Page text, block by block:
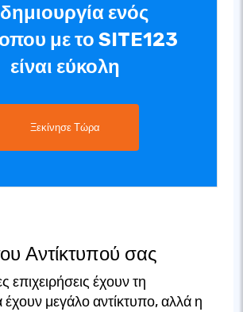
ενός
με το SITE123
είναι εύκολη
Ξεκίνησε Τώρα
Αντίκτυπού σας
επιχειρήσεις έχουν τη
έχουν μεγάλο αντίκτυπο, αλλά η